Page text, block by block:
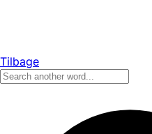
Tilbage